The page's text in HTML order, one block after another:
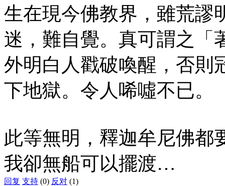
生在現今佛教界，雖荒謬
迷，難自覺。真可謂之「
外明白人戳破喚醒，否則
下地獄。令人唏噓不已。
此等無明，釋迦牟尼佛都
我卻無船可以擺渡…
回复 支持 (0) 反对 (1)